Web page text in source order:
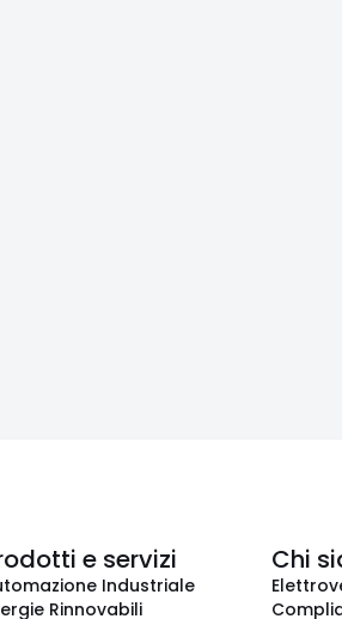
e servizi
Industriale
Rinnovabili
Chi